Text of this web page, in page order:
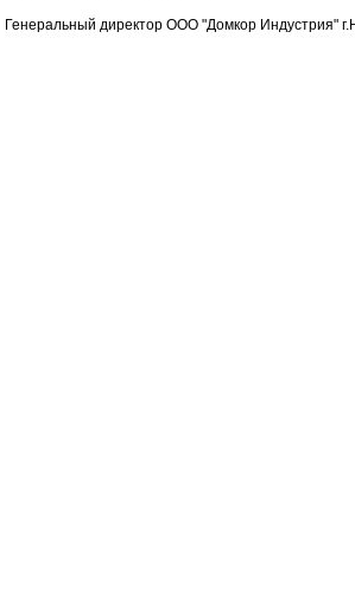
Генеральный директор ООО "Домкор Индустрия"